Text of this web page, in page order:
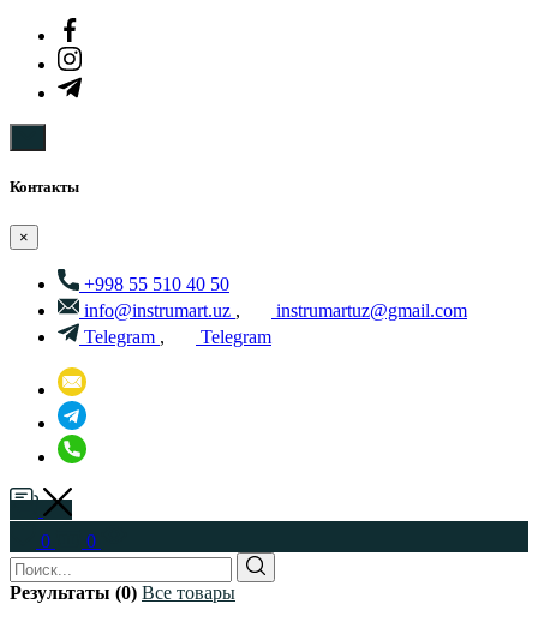
Контакты
×
+998 55 510 40 50
info@instrumart.uz ,
instrumartuz@gmail.com
Telegram , Telegram
0 0
Результаты (0) Все товары